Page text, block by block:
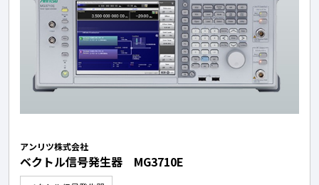
アンリツ株式会社
ベクトル信号発生器 MG3710E